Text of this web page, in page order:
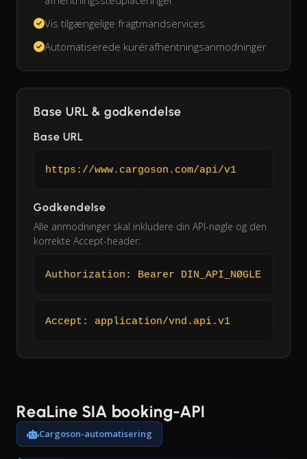
Vis tilgængelige fragtmandservices
Automatiserede kurérafhentningsanmodninger
Base URL & godkendelse
Base URL
https://www.cargoson.com/api/v1
Godkendelse
Alle anmodninger skal inkludere din API-nøgle og den
korrekte Accept-header:
Authorization: Bearer DIN_API_NØGLE
Accept: application/vnd.api.v1
ReaLine SIA booking-API
Cargoson-automatisering